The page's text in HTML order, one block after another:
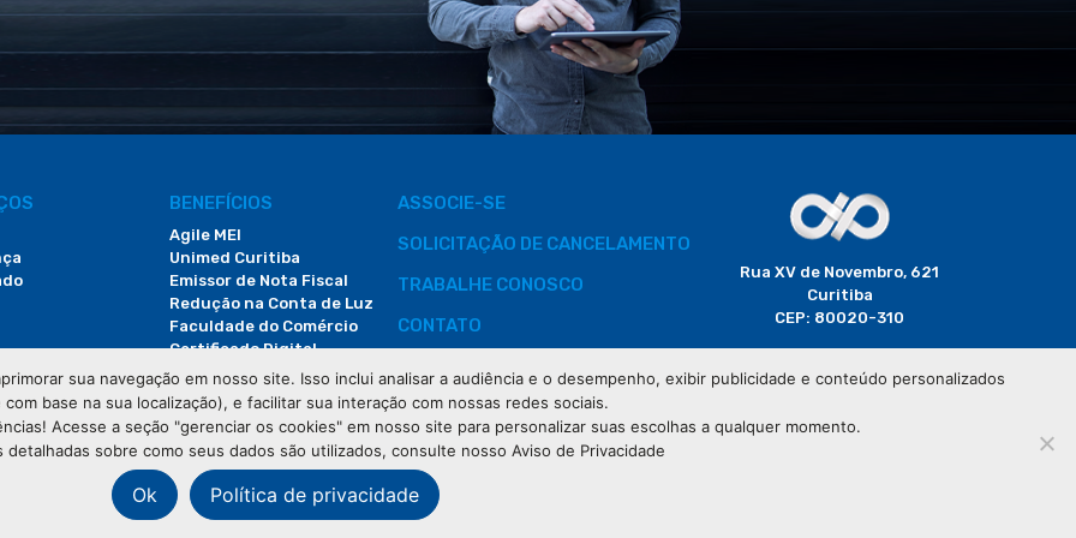
BENEFÍCIOS
Agile MEI
Unimed Curitiba
Emissor de Nota Fiscal
Redução na Conta de Luz
Faculdade do Comércio
Certificado Digital
ASSOCIE-SE
SOLICITAÇÃO DE CANCELAMENTO
TRABALHE CONOSCO
CONTATO
DEMANDAS JUDICIAIS
Rua XV de Novembro, 621
Curitiba
CEP: 80020-310
(41) 3320-2929
sua navegação em nosso site. Isso inclui analisar a audiência e o desempenho, exibir publicidade e conteúdo personalizados
com base na sua localização), e facilitar sua interação com nossas redes sociais.
Acesse a seção "gerenciar os cookies" em nosso site para personalizar suas escolhas a qualquer momento.
detalhadas sobre como seus dados são utilizados, consulte nosso Aviso de Privacidade
Ok Política de privacidade